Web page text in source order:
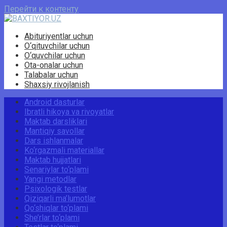
Перейти к контенту
Abituriyentlar uchun
O‘qituvchilar uchun
O‘quvchilar uchun
Ota-onalar uchun
Talabalar uchun
Shaxsiy rivojlanish
Android dasturlar
Ibratli hikoya va rivoyatlar
Maktab darsliklari
Mantiqiy savollar
Dars ishlanmalar
Ko‘rgazmali materiallar
Maktab hujjatlari
Senariylar to‘plami
Yangi metodlar
Psixologik testlar
Qiziqarli ma’lumotlar
Qo‘shiqlar to‘plami
She’rlar to‘plami